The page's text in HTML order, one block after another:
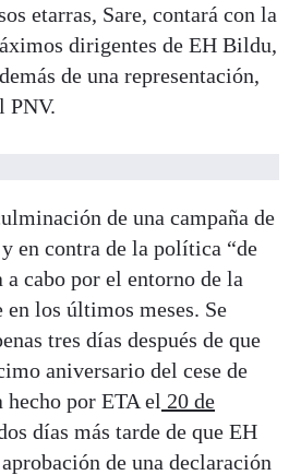
etarras, Sare, contará con la
dirigentes de EH Bildu,
de una representación,
PNV.
de una campaña de
en contra de la política “de
cabo por el entorno de la
los últimos meses. Se
tres días después de que
aniversario del cese de
por ETA el 20 de
días más tarde de que EH
de una declaración